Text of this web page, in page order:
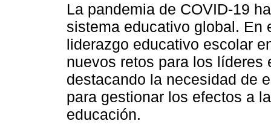
La pandemia de COVID-19
sistema educativo global. En
liderazgo educativo escolar
nuevos retos para los líderes
destacando la necesidad de
para gestionar los efectos a
educación.